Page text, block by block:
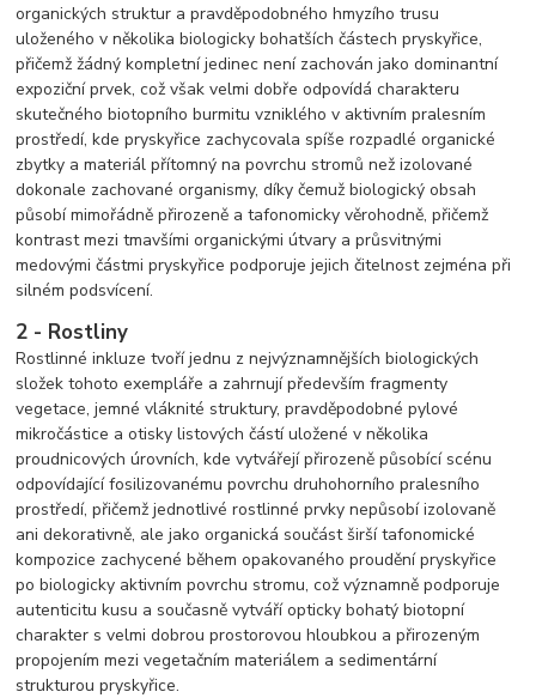
organických struktur a pravděpodobného hmyzího trusu
uloženého v několika biologicky bohatších částech pryskyřice,
přičemž žádný kompletní jedinec není zachován jako dominantní
expoziční prvek, což však velmi dobře odpovídá charakteru
skutečného biotopního burmitu vzniklého v aktivním pralesním
prostředí, kde pryskyřice zachycovala spíše rozpadlé organické
zbytky a materiál přítomný na povrchu stromů než izolované
dokonale zachované organismy, díky čemuž biologický obsah
působí mimořádně přirozeně a tafonomicky věrohodně, přičemž
kontrast mezi tmavšími organickými útvary a průsvitnými
medovými částmi pryskyřice podporuje jejich čitelnost zejména při
silném podsvícení.
2 - Rostliny
Rostlinné inkluze tvoří jednu z nejvýznamnějších biologických
složek tohoto exempláře a zahrnují především fragmenty
vegetace, jemné vláknité struktury, pravděpodobné pylové
mikročástice a otisky listových částí uložené v několika
proudnicových úrovních, kde vytvářejí přirozeně působící scénu
odpovídající fosilizovanému povrchu druhohorního pralesního
prostředí, přičemž jednotlivé rostlinné prvky nepůsobí izolovaně
ani dekorativně, ale jako organická součást širší tafonomické
kompozice zachycené během opakovaného proudění pryskyřice
po biologicky aktivním povrchu stromu, což významně podporuje
autenticitu kusu a současně vytváří opticky bohatý biotopní
charakter s velmi dobrou prostorovou hloubkou a přirozeným
propojením mezi vegetačním materiálem a sedimentární
strukturou pryskyřice.